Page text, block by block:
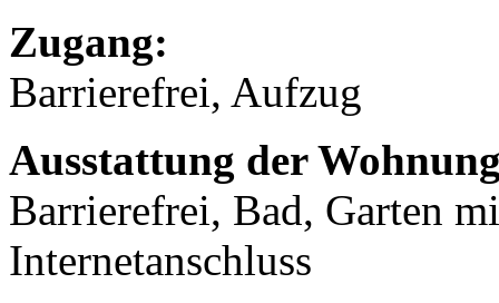
Zugang:
Barrierefrei, Aufzug
Ausstattung der
Barrierefrei, Bad, Garten
Internetanschluss